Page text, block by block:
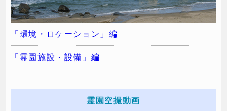
「環境・ロケーション」編
「霊園施設・設備」編
霊園空撮動画